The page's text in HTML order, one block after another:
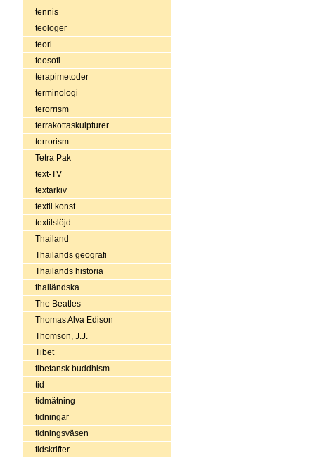
tennis
teologer
teori
teosofi
terapimetoder
terminologi
terorrism
terrakottaskulpturer
terrorism
Tetra Pak
text-TV
textarkiv
textil konst
textilslöjd
Thailand
Thailands geografi
Thailands historia
thailändska
The Beatles
Thomas Alva Edison
Thomson, J.J.
Tibet
tibetansk buddhism
tid
tidmätning
tidningar
tidningsväsen
tidskrifter